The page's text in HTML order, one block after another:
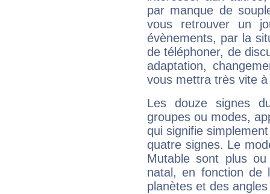
par manque de
vous retrouver un
évènements, par la
de téléphoner, de
adaptation,
vous mettra très vite
Les douze signes
groupes ou modes,
qui signifie
quatre signes. Le
Mutable sont plus
natal, en fonction de
planètes et des